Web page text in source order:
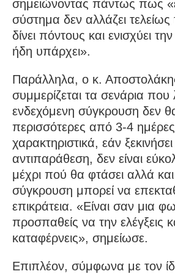
σημειώνοντας πάντως πως
σύστημα δεν αλλάζει
δίνει πόντους και ενισχύει
ήδη υπάρχει».
Παράλληλα, ο κ.
συμμερίζεται τα σενάρια που
ενδεχόμενη σύγκρουση δεν
περισσότερες από 3-4
χαρακτηριστικά, εάν
αντιπαράθεση, δεν είναι
μέχρι πού θα φτάσει αλλά και
σύγκρουση μπορεί να
επικράτεια. «Είναι σαν μια
προσπαθείς να την ελέγξεις
καταφέρνεις», σημείωσε.
Επιπλέον, σύμφωνα με τον